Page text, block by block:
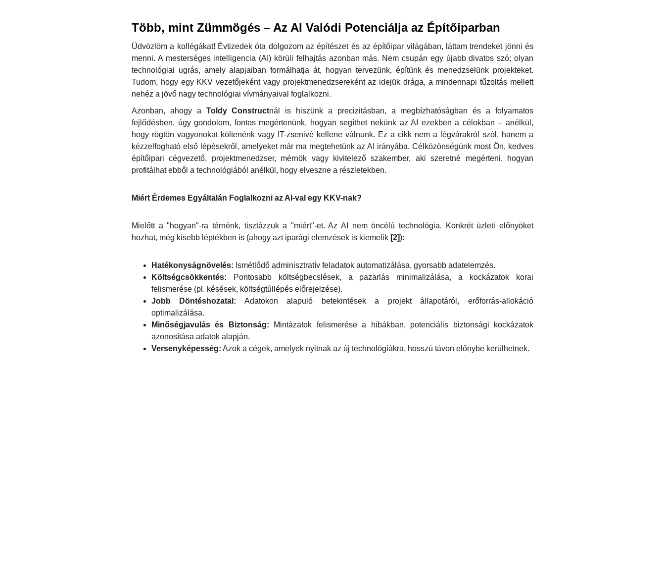
Több, mint Zümmögés – Az AI Valódi Potenciálja az Építőiparban
Üdvözlöm a kollégákat! Évtizedek óta dolgozom az építészet és az építőipar világában, láttam trendeket jönni és
menni. A mesterséges intelligencia (AI) körüli felhajtás azonban más. Nem csupán egy újabb divatos szó; olyan
technológiai ugrás, amely alapjaiban formálhatja át, hogyan tervezünk, építünk és menedzselünk projekteket.
Tudom, hogy egy KKV vezetőjeként vagy projektmenedzsereként az idejük drága, a mindennapi tűzoltás mellett
nehéz a jövő nagy technológiai vívmányaival foglalkozni.
Azonban, ahogy a Toldy Constructnál is hiszünk a precizitásban, a megbízhatóságban és a folyamatos
fejlődésben, úgy gondolom, fontos megértenünk, hogyan segíthet nekünk az AI ezekben a célokban – anélkül,
hogy rögtön vagyonokat költenénk vagy IT-zsenivé kellene válnunk. Ez a cikk nem a légvárakról szól, hanem a
kézzelfogható első lépésekről, amelyeket már ma megtehetünk az AI irányába. Célközönségünk most Ön, kedves
építőipari cégvezető, projektmenedzser, mérnök vagy kivitelező szakember, aki szeretné megérteni, hogyan
profitálhat ebből a technológiából anélkül, hogy elveszne a részletekben.
Miért Érdemes Egyáltalán Foglalkozni az AI-val egy KKV-nak?
Mielőtt a "hogyan"-ra térnénk, tisztázzuk a "miért"-et. Az AI nem öncélú technológia. Konkrét üzleti előnyöket
hozhat, még kisebb léptékben is (ahogy azt iparági elemzések is kiemelik [2]):
Hatékonyságnövelés: Ismétlődő adminisztratív feladatok automatizálása, gyorsabb adatelemzés.
Költségcsökkentés: Pontosabb költségbecslések, a pazarlás minimalizálása, a kockázatok korai
felismerése (pl. késések, költségtúllépés előrejelzése).
Jobb Döntéshozatal: Adatokon alapuló betekintések a projekt állapotáról, erőforrás-allokáció
optimalizálása.
Minőségjavulás és Biztonság: Mintázatok felismerése a hibákban, potenciális biztonsági kockázatok
azonosítása adatok alapján.
Versenyképesség: Azok a cégek, amelyek nyitnak az új technológiákra, hosszú távon előnybe kerülhetnek.